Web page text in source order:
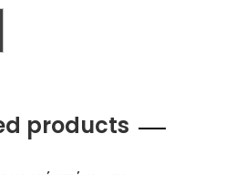
products